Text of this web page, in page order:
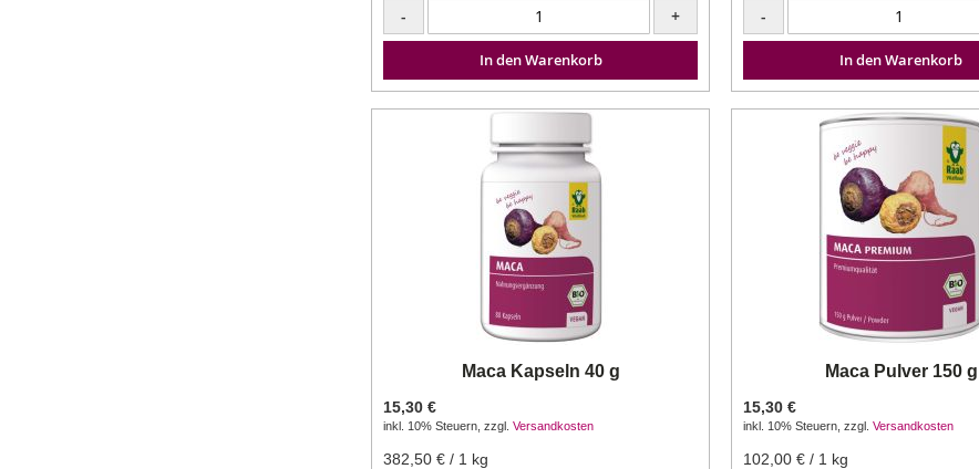
- +
In den Warenkorb
-
In den Warenkorb
Maca Kapseln 40 g
15,30 €
inkl. 10% Steuern ,zzgl.Versandkosten
382,50 € / 1 kg
Maca Pulver 150 g
15,30 €
inkl. 10% Steuern ,zzgl.Versandkosten
102,00 € / 1 kg